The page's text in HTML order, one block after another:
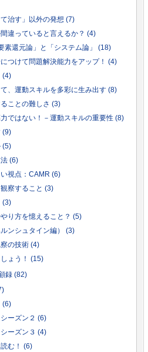
治す」以外の発想 (7)
違っていると言えるか？ (4)
素還元論」と「システム論」 (18)
つけて問題解決能力をアップ！ (4)
(4)
、運動スキルを多彩に生み出す (8)
ことの難しさ (3)
ではない！－運動スキルの重要性 (8)
(9)
(5)
(6)
視点：CAMR (6)
察すること (3)
(3)
り方を憶えること？ (5)
ンシュタイン編） (3)
の技術 (4)
ょう！ (15)
録 (82)
(6)
ーズン２ (6)
ーズン３ (4)
む！ (6)